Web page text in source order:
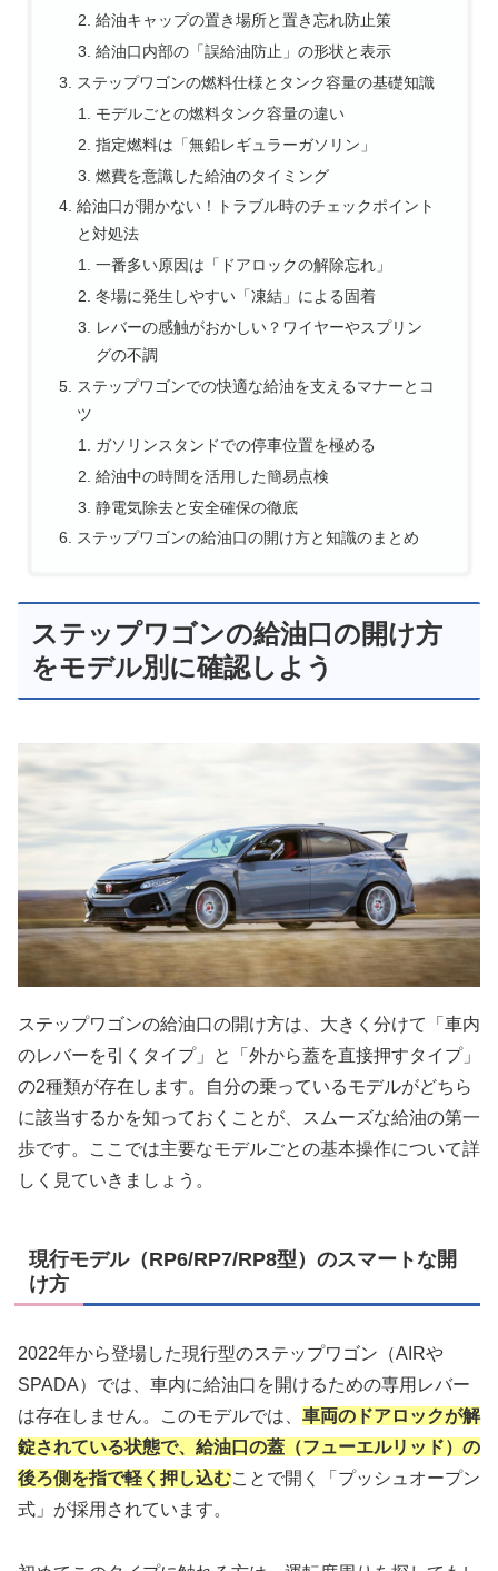
給油キャップの置き場所と置き忘れ防止策
給油口内部の「誤給油防止」の形状と表示
ステップワゴンの燃料仕様とタンク容量の基礎知識
モデルごとの燃料タンク容量の違い
指定燃料は「無鉛レギュラーガソリン」
燃費を意識した給油のタイミング
給油口が開かない！トラブル時のチェックポイント
と対処法
一番多い原因は「ドアロックの解除忘れ」
冬場に発生しやすい「凍結」による固着
レバーの感触がおかしい？ワイヤーやスプリン
グの不調
ステップワゴンでの快適な給油を支えるマナーとコ
ツ
ガソリンスタンドでの停車位置を極める
給油中の時間を活用した簡易点検
静電気除去と安全確保の徹底
ステップワゴンの給油口の開け方と知識のまとめ
ステップワゴンの給油口の開け方
をモデル別に確認しよう
ステップワゴンの給油口の開け方は、大きく分けて「車内
のレバーを引くタイプ」と「外から蓋を直接押すタイプ」
の2種類が存在します。自分の乗っているモデルがどちら
に該当するかを知っておくことが、スムーズな給油の第一
歩です。ここでは主要なモデルごとの基本操作について詳
しく見ていきましょう。
現行モデル（RP6/RP7/RP8型）のスマートな開
け方
2022年から登場した現行型のステップワゴン（AIRや
SPADA）では、車内に給油口を開けるための専用レバー
は存在しません。このモデルでは、 車両のドアロックが解
錠されている状態で、給油口の蓋（フューエルリッド）の
後ろ側を指で軽く押し込むことで開く「プッシュオープン
式」が採用されています。